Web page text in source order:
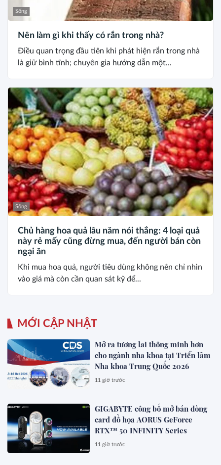
Sống
Nên làm gì khi thấy có rắn trong nhà?
Điều quan trọng đầu tiên khi phát hiện rắn trong nhà
là giữ bình tĩnh; chuyên gia hướng dẫn một...
Sống
Chủ hàng hoa quả lâu năm nói thẳng: 4 loại quả
này rẻ mấy cũng đừng mua, đến người bán còn
ngại ăn
Khi mua hoa quả, người tiêu dùng không nên chỉ nhìn
vào giá mà còn cần quan sát kỹ để...
MỚI CẬP NHẬT
Mở ra tương lai thông minh hơn
cho ngành nha khoa tại Triển lãm
Nha khoa Trung Quốc 2026
11 giờ trước
GIGABYTE công bố mở bán dòng
card đồ họa AORUS GeForce
RTX™ 50 INFINITY Series
11 giờ trước